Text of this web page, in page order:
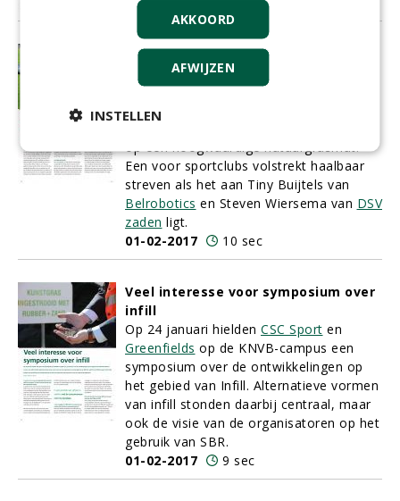
Nieuw concept brengt sportbeleving
terug naar de natuur
Het klinkt menige sportvereniging als
muziek in de oren: de garantie om
op een hoogwaardige natuurgrasmat.
Een voor sportclubs volstrekt haalbaar
streven als het aan Tiny Buijtels van
Belrobotics en Steven Wiersema van DSV
zaden ligt.
01-02-2017
10 sec
Veel interesse voor symposium over
infill
Op 24 januari hielden CSC Sport en
Greenfields op de KNVB-campus een
symposium over de ontwikkelingen op
het gebied van Infill. Alternatieve vormen
van infill stonden daarbij centraal, maar
ook de visie van de organisatoren op het
gebruik van SBR.
01-02-2017
9 sec
AKKOORD
AFWIJZEN
INSTELLEN